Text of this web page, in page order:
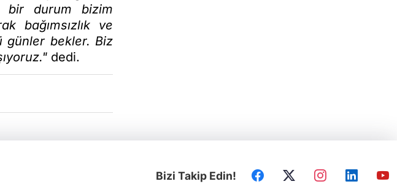
bir durum bizim
bağımsızlık ve
günler bekler. Biz
dedi.
Bizi Takip Edin!